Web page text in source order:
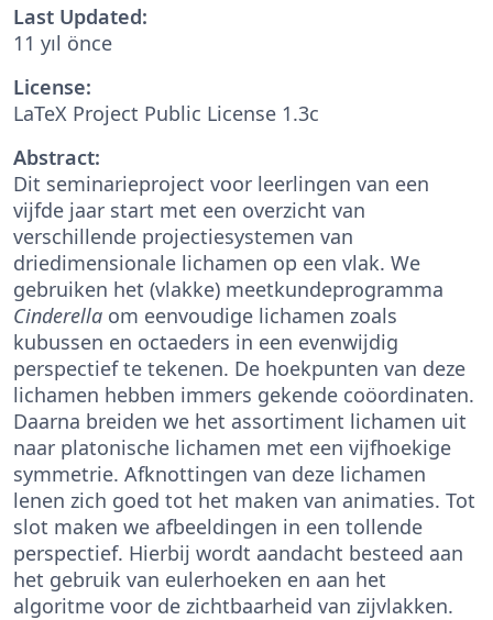
Last Updated:
11 yıl önce
License:
LaTeX Project Public License 1.3c
Abstract:
Dit seminarieproject voor leerlingen van een
vijfde jaar start met een overzicht van
verschillende projectiesystemen van
driedimensionale lichamen op een vlak. We
gebruiken het (vlakke) meetkundeprogramma
Cinderella om eenvoudige lichamen zoals
kubussen en octaeders in een evenwijdig
perspectief te tekenen. De hoekpunten van deze
lichamen hebben immers gekende coöordinaten.
Daarna breiden we het assortiment lichamen uit
naar platonische lichamen met een vijfhoekige
symmetrie. Afknottingen van deze lichamen
lenen zich goed tot het maken van animaties. Tot
slot maken we afbeeldingen in een tollende
perspectief. Hierbij wordt aandacht besteed aan
het gebruik van eulerhoeken en aan het
algoritme voor de zichtbaarheid van zijvlakken.